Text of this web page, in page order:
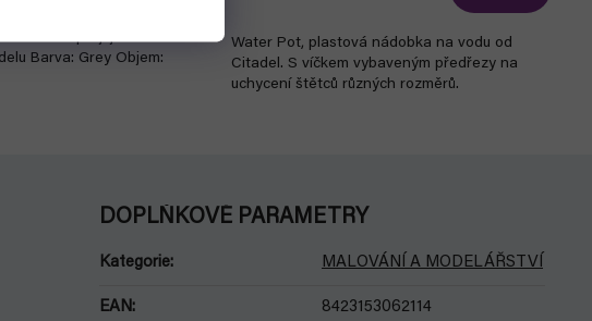
barva ve spreji je základem
Barva: Grey Objem:
Water Pot, plastová nádobka na vodu od
Citadel. S víčkem vybaveným předřezy na
uchycení štětců různých rozměrů.
DOPLŇKOVÉ PARAMETRY
Kategorie: MALOVÁNÍ A MODELÁŘSTVÍ
EAN: 8423153062114